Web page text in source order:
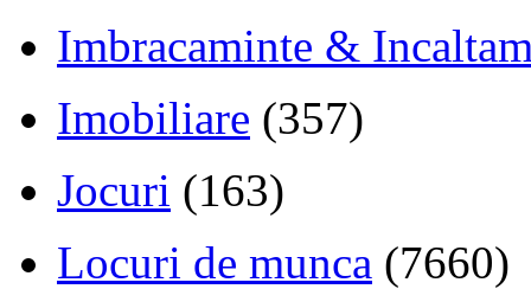
Imbracaminte &
Imobiliare (357)
Jocuri (163)
Locuri de munca (7660)